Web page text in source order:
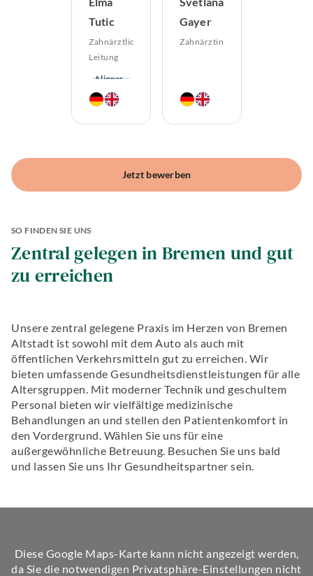
Tutic
Zahnärztliche
Leitung
Aligner-
Therapie
Endodontologie
Parodontologie
Hochwertiger
Gayer
Zahnärztin
Jetzt bewerben
SO FINDEN SIE UNS
Zentral gelegen in Bremen und gut
zu erreichen
Unsere zentral gelegene Praxis im Herzen von Bremen
Altstadt ist sowohl mit dem Auto als auch mit
öffentlichen Verkehrsmitteln gut zu erreichen. Wir
bieten umfassende Gesundheitsdienstleistungen für alle
Altersgruppen. Mit moderner Technik und geschultem
Personal bieten wir vielfältige medizinische
Behandlungen an und stellen den Patientenkomfort in
den Vordergrund. Wählen Sie uns für eine
außergewöhnliche Betreuung. Besuchen Sie uns bald
und lassen Sie uns Ihr Gesundheitspartner sein.
Diese Google Maps-Karte kann nicht angezeigt werden,
da Sie die notwendigen Privatsphäre-Einstellungen nicht